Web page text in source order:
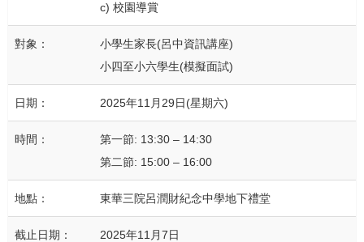
c) 校園導賞
對象：
小學生家長(呂中資訊講座)
小四至小六學生(模擬面試)
日期： 2025年11月29日(星期六)
時間：
第一節: 13:30 – 14:30
第二節: 15:00 – 16:00
地點： 東華三院呂潤財紀念中學地下禮堂
截止日期： 2025年11月7日